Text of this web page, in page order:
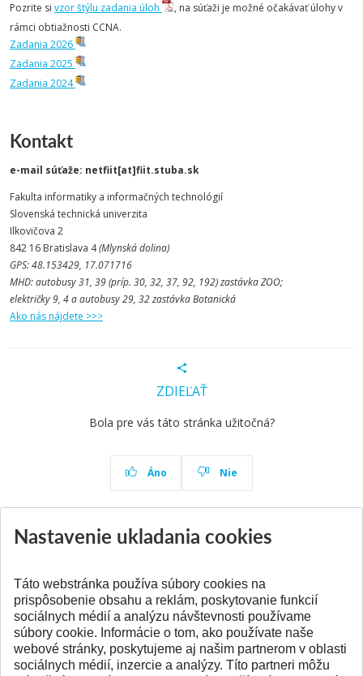
Pozrite si vzor štýlu zadania úloh
, na súťaži je možné očakávať úlohy v
rámci obtiažnosti CCNA.
Zadania 2026
Zadania 2025
Zadania 2024
Kontakt
e-mail súťaže: netfiit[at]fiit.stuba.sk
Fakulta informatiky a informačných technológií
Slovenská technická univerzita
Ilkovičova 2
842 16 Bratislava 4(Mlynská dolina)
GPS: 48.153429, 17.071716
MHD: autobusy 31, 39 (príp. 30, 32, 37, 92, 192) zastávka ZOO;
električky 9, 4 a autobusy 29, 32 zastávka Botanická
Ako nás nájdete >>>
ZDIEĽAŤ
Bola pre vás táto stránka užitočná?
Áno Nie
SPÄŤ NA VRCH
Nastavenie ukladania cookies
Táto webstránka používa súbory cookies na
prispôsobenie obsahu a reklám, poskytovanie funkcií
sociálnych médií a analýzu návštevnosti používame
súbory cookie. Informácie o tom, ako používate naše
webové stránky, poskytujeme aj našim partnerom v oblasti
sociálnych médií, inzercie a analýzy. Títo partneri môžu